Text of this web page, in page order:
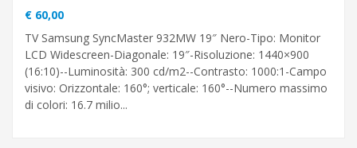
€ 60,00
TV Samsung SyncMaster 932MW 19″ Nero-Tipo: Monitor
LCD Widescreen-Diagonale: 19″-Risoluzione: 1440×900
(16:10)--Luminosità: 300 cd/m2--Contrasto: 1000:1-Campo
visivo: Orizzontale: 160°; verticale: 160°--Numero massimo
di colori: 16.7 milio...